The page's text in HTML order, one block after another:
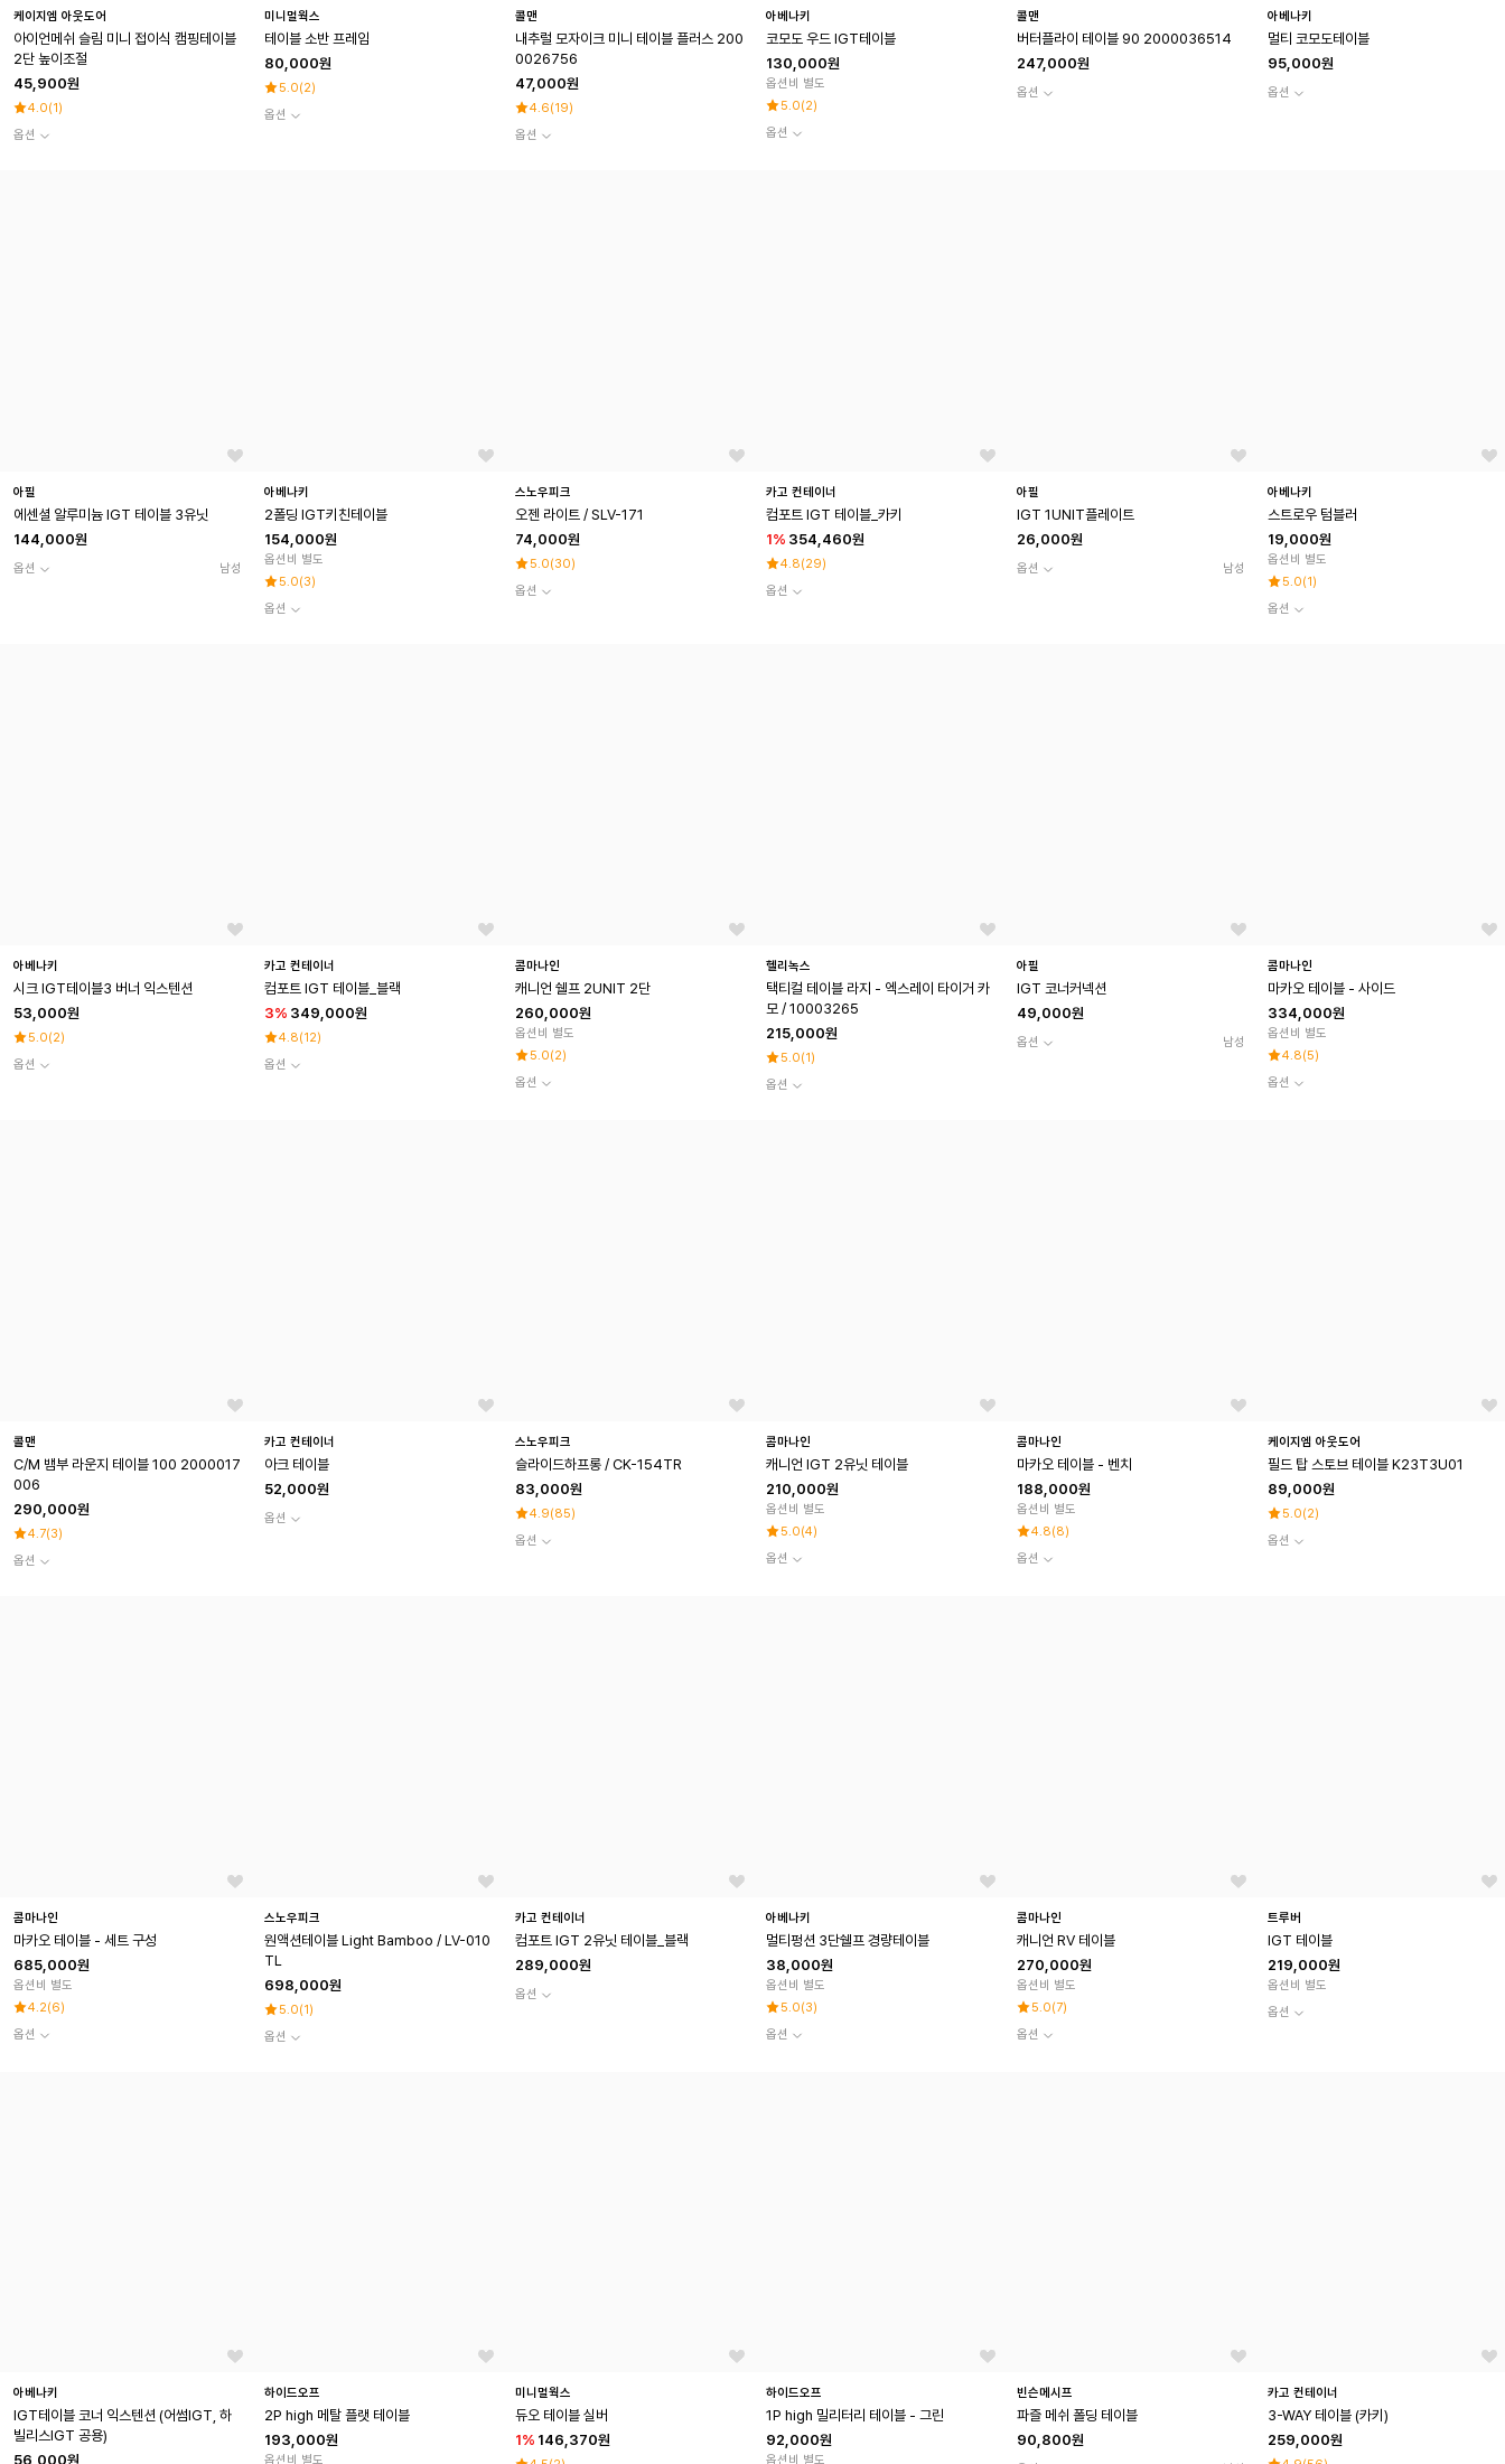
케이지엠 아웃도어
아이언메쉬 슬림 미니 접이식 캠핑테이블
2단 높이조절
45,900원
4.0(1 )
옵션
미니멀웍스
테이블 소반 프레임
80,000원
5.0(2)
옵션
콜맨
내추럴 모자이크 미니 테이블 플러스 200
0026756
47,000원
4.6(19)
옵션
아베나키
코모도 우드 IGT테이블
130,000원
옵션비 별도
5.0(2)
옵션
콜맨
버터플라이 테이블 90 2000036514
247,000원
옵션
아베나키
멀티 코모도테이블
95,000원
옵션
아필
에센셜 알루미늄 IGT 테이블 3유닛
144,000원
옵션 남성
아베나키
2폴딩 IGT키친테이블
154,000원
옵션비 별도
5.0(3)
옵션
스노우피크
오젠 라이트 / SLV-171
74,000원
5.0(30)
옵션
카고 컨테이너
컴포트 IGT 테이블_카키
1% 354,460원
4.8(29)
옵션
아필
IGT 1UNIT플레이트
26,000원
옵션 남성
아베나키
스트로우 텀블러
19,000원
옵션비 별도
5.0(1 )
옵션
아베나키
시크 IGT테이블3 버너 익스텐션
53,000원
5.0(2)
옵션
카고 컨테이너
컴포트 IGT 테이블_블랙
3% 349,000원
4.8(12)
옵션
콤마나인
캐니언 쉘프 2UNIT 2단
260,000원
옵션비 별도
5.0(2)
옵션
헬리녹스
택티컬 테이블 라지 - 엑스레이 타이거 카
모 / 10003265
215,000원
5.0(1)
옵션
아필
IGT 코너커넥션
49,000원
옵션 남성
콤마나인
마카오 테이블 - 사이드
334,000원
옵션비 별도
4.8(5)
옵션
콜맨
C/M 뱀부 라운지 테이블 100 2000017
006
290,000원
4.7(3)
옵션
카고 컨테이너
아크 테이블
52,000원
옵션
스노우피크
슬라이드하프롱 / CK-154TR
83,000원
4.9(85)
옵션
콤마나인
캐니언 IGT 2유닛 테이블
210,000원
옵션비 별도
5.0(4)
옵션
콤마나인
마카오 테이블 - 벤치
188,000원
옵션비 별도
4.8(8)
옵션
케이지엠 아웃도어
필드 탑 스토브 테이블 K23T3U01
89,000원
5.0(2)
옵션
콤마나인
마카오 테이블 - 세트 구성
685,000원
옵션비 별도
4.2(6)
옵션
스노우피크
원액션테이블 Light Bamboo / LV-010
TL
698,000원
5.0(1)
옵션
카고 컨테이너
컴포트 IGT 2유닛 테이블_블랙
289,000원
옵션
아베나키
멀티펑션 3단쉘프 경량테이블
38,000원
옵션비 별도
5.0(3)
옵션
콤마나인
캐니언 RV 테이블
270,000원
옵션비 별도
5.0(7)
옵션
트루버
IGT 테이블
219,000원
옵션비 별도
옵션
아베나키
IGT테이블 코너 익스텐션 (어썸IGT, 하
빌리스IGT 공용)
56,000원
하이드오프
2P high 메탈 플랫 테이블
193,000원
옵션비 별도
미니멀웍스
듀오 테이블 실버
1% 146,370원
하이드오프
1P high 밀리터리 테이블 - 그린
92,000원
옵션비 별도
빈슨메시프
파즐 메쉬 폴딩 테이블
90,800원
카고 컨테이너
3-WAY 테이블 (카키)
259,000원